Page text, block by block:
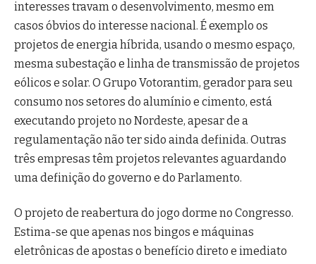
interesses travam o desenvolvimento, mesmo em
casos óbvios do interesse nacional. É exemplo os
projetos de energia híbrida, usando o mesmo espaço,
mesma subestação e linha de transmissão de projetos
eólicos e solar. O Grupo Votorantim, gerador para seu
consumo nos setores do alumínio e cimento, está
executando projeto no Nordeste, apesar de a
regulamentação não ter sido ainda definida. Outras
três empresas têm projetos relevantes aguardando
uma definição do governo e do Parlamento.
O projeto de reabertura do jogo dorme no Congresso.
Estima-se que apenas nos bingos e máquinas
eletrônicas de apostas o benefício direto e imediato